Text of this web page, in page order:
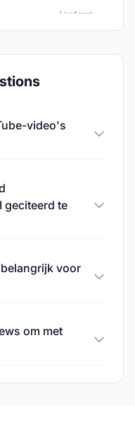
video's
geciteerd te
voor
om met